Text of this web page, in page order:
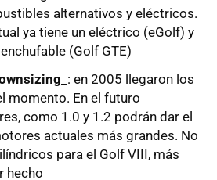
alternativos y eléctricos.
ya tiene un eléctrico (eGolf) y
(Golf GTE)
: en 2005 llegaron los
momento. En el futuro
como 1.0 y 1.2 podrán dar el
actuales más grandes. No
para el Golf VIII, más
hecho